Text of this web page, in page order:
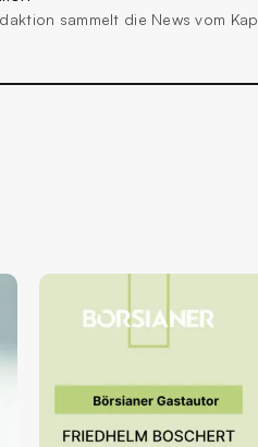
sammelt die News vom